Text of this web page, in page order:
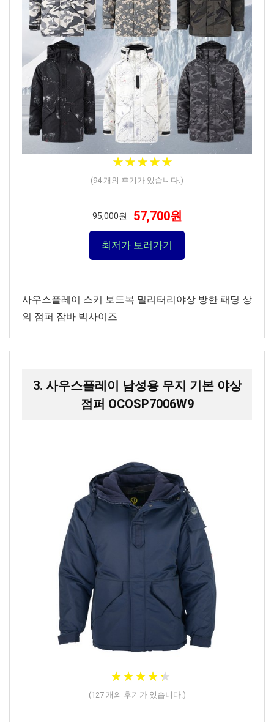
★★★★★
★★★★★
(94개의 후기가 있습니다.)
95,000원 57,700원
최저가 보러가기
사우스플레이 스키 보드복 밀리터리야상 방한 패딩 상
의 점퍼 잠바 빅사이즈
3. 사우스플레이 남성용 무지 기본 야상
점퍼 OCOSP7006W9
★★★★★
★★★★★
(127개의 후기가 있습니다.)